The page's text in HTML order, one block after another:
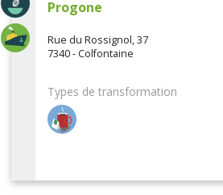
Progone
Rue du Rossignol, 37
7340 - Colfontaine
Types de transformation